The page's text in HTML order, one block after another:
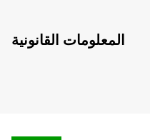
المعلومات القانونية